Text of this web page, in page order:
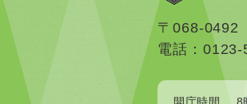
〒068-0492
電話：0123-